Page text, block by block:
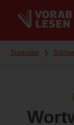
Du bist hier
Startseite ❭ Bücher